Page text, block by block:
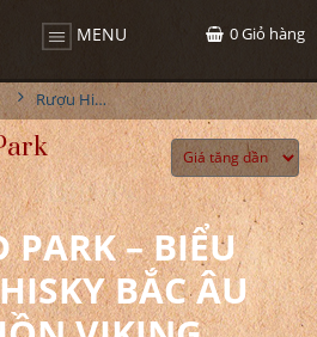
MENU 0Giỏ hàng
Rượu Highland Park
PARK – BIỂU
BẮC ÂU